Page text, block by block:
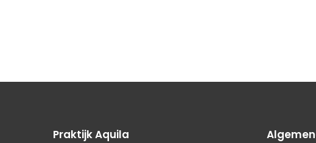
Praktijk Aquila